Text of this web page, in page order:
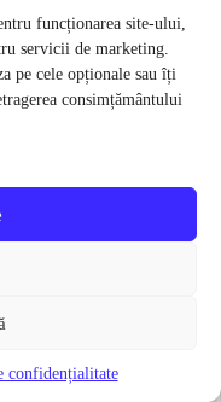
funcționarea site-ului,
servicii de marketing.
pe cele opționale sau îți
consimțământului
confidențialitate
actual